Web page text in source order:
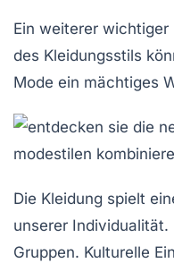
Ein weiterer wichtiger
des Kleidungsstils
Mode ein mächtiges
Die Kleidung spielt
unserer
Gruppen. Kulturelle